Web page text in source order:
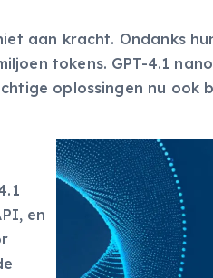
aan kracht. Ondanks
tokens. GPT-4.1
oplossingen nu ook
en